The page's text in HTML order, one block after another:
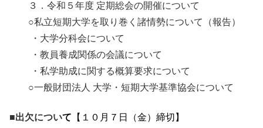
３．令和５年度 定期総会の開催について
○私立短期大学を取り巻く諸情勢について（報告）
・大学分科会について
・教員養成関係の会議について
・私学助成に関する概算要求について
○一般財団法人 大学・短期大学基準協会について
■出欠について 【１０月７日（金）締切】